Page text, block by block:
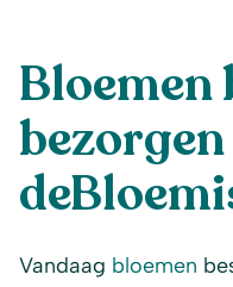
Bloemen
Vandaag bloemen